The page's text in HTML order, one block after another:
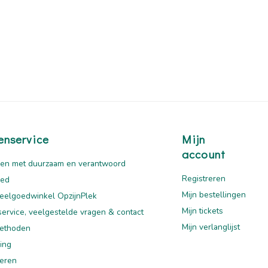
met duurzaam en verantwoord
OpzijnPlek
veelgestelde vragen & contact
Mijn
account
Registreren
Mijn bestellingen
Mijn tickets
Mijn verlanglijst